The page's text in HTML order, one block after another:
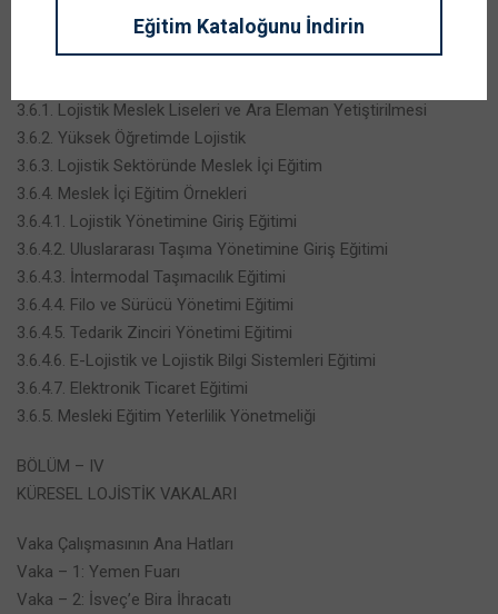
3.5.3. Ordu Kurumlarında İstihdam
3.6.1. Lojistik Meslek Liseleri ve Ara Eleman Yetiştirilmesi
3.6.2. Yüksek Öğretimde Lojistik
3.6.3. Lojistik Sektöründe Meslek İçi Eğitim
3.6.4. Meslek İçi Eğitim Örnekleri
3.6.4.1. Lojistik Yönetimine Giriş Eğitimi
3.6.4.2. Uluslararası Taşıma Yönetimine Giriş Eğitimi
3.6.4.3. İntermodal Taşımacılık Eğitimi
3.6.4.4. Filo ve Sürücü Yönetimi Eğitimi
3.6.4.5. Tedarik Zinciri Yönetimi Eğitimi
3.6.4.6. E-Lojistik ve Lojistik Bilgi Sistemleri Eğitimi
3.6.4.7. Elektronik Ticaret Eğitimi
3.6.5. Mesleki Eğitim Yeterlilik Yönetmeliği
BÖLÜM – IV
KÜRESEL LOJİSTİK VAKALARI
Vaka Çalışmasının Ana Hatları
Vaka – 1: Yemen Fuarı
Vaka – 2: İsveç’e Bira İhracatı
Eğitim Kataloğunu İndirin